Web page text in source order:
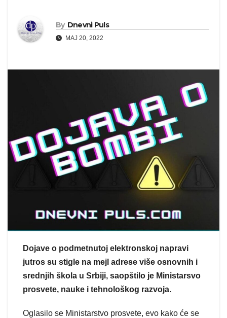
By Dnevni Puls
MAJ 20, 2022
Dojave o podmetnutoj elektronskoj napravi
jutros su stigle na mejl adrese više osnovnih i
srednjih škola u Srbiji, saopštilo je Ministarsvo
prosvete, nauke i tehnološkog razvoja.
Oglasilo se Ministarstvo prosvete, evo kako će se